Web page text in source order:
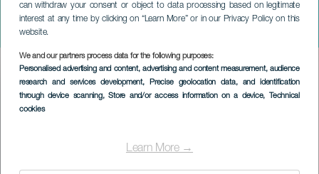
can withdraw your consent or object to data processing based on legitimate
interest at any time by clicking on “Learn More” or in our Privacy Policy on this
website.
We and our partners process data for the following purposes:
Personalised advertising and content, advertising and content measurement, audience
research and services development, Precise geolocation data, and identification
through device scanning, Store and/or access information on a device, Technical
cookies
Learn More →
Nett av stier i Puerto del
Carmen
Imagen
Listado